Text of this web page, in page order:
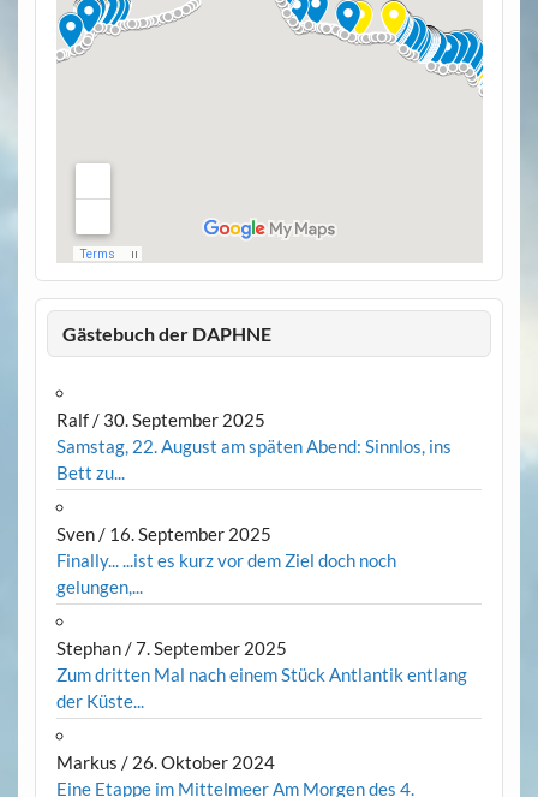
Gästebuch der DAPHNE
Ralf/ 30. September 2025
Samstag, 22. August am späten Abend: Sinnlos, ins
Bett zu...
Sven/ 16. September 2025
Finally... ...ist es kurz vor dem Ziel doch noch
gelungen,...
Stephan/7. September 2025
Zum dritten Mal nach einem Stück Antlantik entlang
der Küste...
Markus / 26. Oktober 2024
Eine Etappe im Mittelmeer Am Morgen des 4.